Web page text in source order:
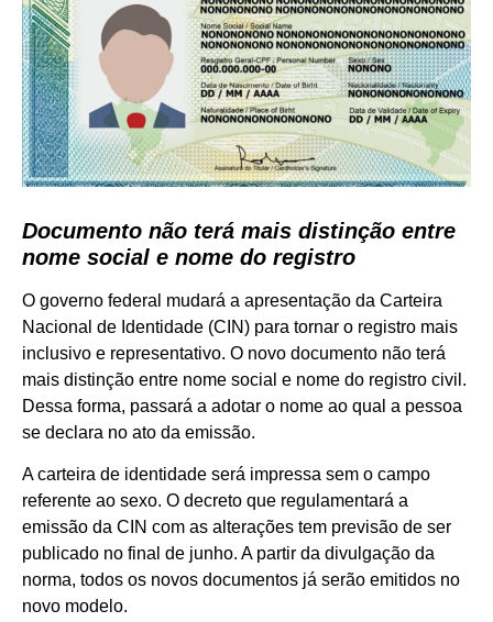
Documento não terá mais distinção entre
nome social e nome do registro
O governo federal mudará a apresentação da Carteira
Nacional de Identidade (CIN) para tornar o registro mais
inclusivo e representativo. O novo documento não terá
mais distinção entre nome social e nome do registro civil.
Dessa forma, passará a adotar o nome ao qual a pessoa
se declara no ato da emissão.
A carteira de identidade será impressa sem o campo
referente ao sexo. O decreto que regulamentará a
emissão da CIN com as alterações tem previsão de ser
publicado no final de junho. A partir da divulgação da
norma, todos os novos documentos já serão emitidos no
novo modelo.